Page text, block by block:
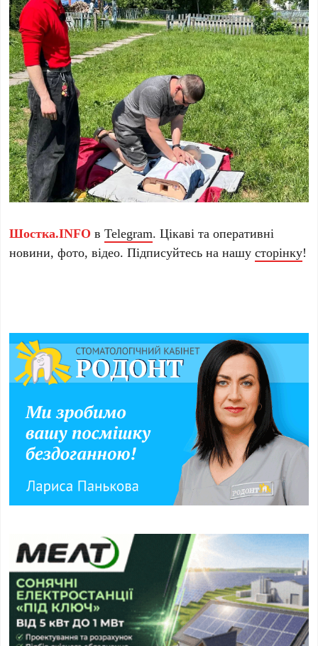
Шостка.INFO вTelegram. Цікаві та оперативні
новини, фото, відео. Підписуйтесь на нашусторінку!